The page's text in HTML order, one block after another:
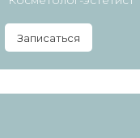
Записаться